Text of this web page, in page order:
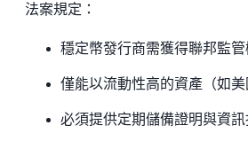
法案規定：
穩定幣發行商需獲得聯邦監
僅能以流動性高的資產（如
必須提供定期儲備證明與資